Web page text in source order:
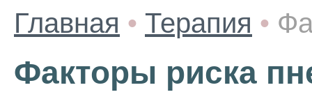
Главная • Терапия •
Факторы риска